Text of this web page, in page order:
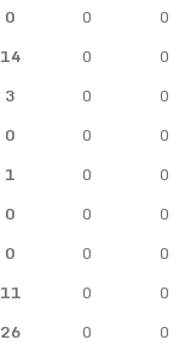
0 0
0
14 0
0
3 0
0
0 0
0
1 0
0
0 0
0
0 0
0
11 0
0
26 0
0